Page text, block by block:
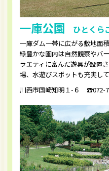
一庫公園 ひとくら
一庫ダム一帯に広がる敷地面
緑豊かな園内は自然観察やバ
ラエティに富んだ遊具が設置
場、水遊びスポットも充実して
川西市国崎知明１-６ ☎︎072-